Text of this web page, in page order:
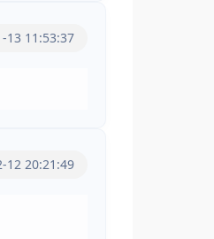
13 11:53:37
12 20:21:49